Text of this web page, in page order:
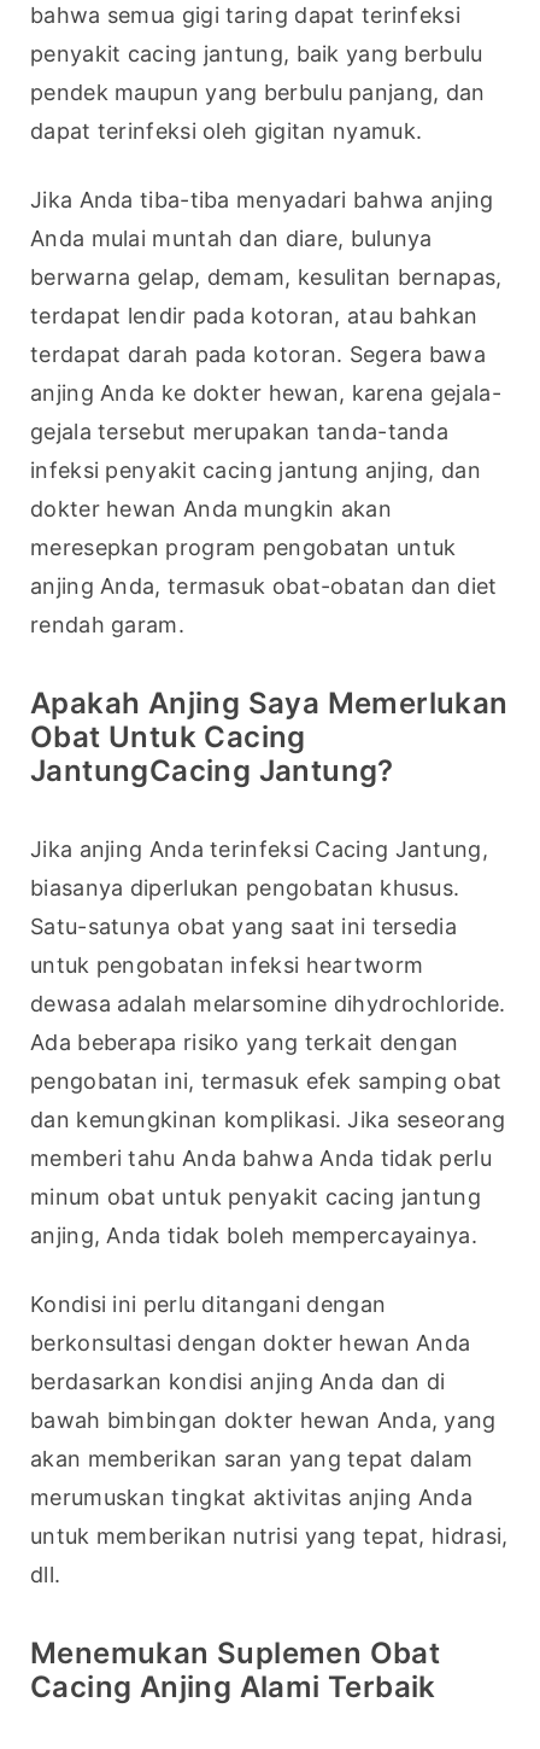
bahwa semua gigi taring dapat terinfeksi
penyakit cacing jantung, baik yang berbulu
pendek maupun yang berbulu panjang, dan
dapat terinfeksi oleh gigitan nyamuk.
Jika Anda tiba-tiba menyadari bahwa anjing
Anda mulai muntah dan diare, bulunya
berwarna gelap, demam, kesulitan bernapas,
terdapat lendir pada kotoran, atau bahkan
terdapat darah pada kotoran. Segera bawa
anjing Anda ke dokter hewan, karena gejala-
gejala tersebut merupakan tanda-tanda
infeksi penyakit cacing jantung anjing, dan
dokter hewan Anda mungkin akan
meresepkan program pengobatan untuk
anjing Anda, termasuk obat-obatan dan diet
rendah garam.
Apakah Anjing Saya Memerlukan
Obat Untuk Cacing
JantungCacing Jantung?
Jika anjing Anda terinfeksi Cacing Jantung,
biasanya diperlukan pengobatan khusus.
Satu-satunya obat yang saat ini tersedia
untuk pengobatan infeksi heartworm
dewasa adalah melarsomine dihydrochloride.
Ada beberapa risiko yang terkait dengan
pengobatan ini, termasuk efek samping obat
dan kemungkinan komplikasi. Jika seseorang
memberi tahu Anda bahwa Anda tidak perlu
minum obat untuk penyakit cacing jantung
anjing, Anda tidak boleh mempercayainya.
Kondisi ini perlu ditangani dengan
berkonsultasi dengan dokter hewan Anda
berdasarkan kondisi anjing Anda dan di
bawah bimbingan dokter hewan Anda, yang
akan memberikan saran yang tepat dalam
merumuskan tingkat aktivitas anjing Anda
untuk memberikan nutrisi yang tepat, hidrasi,
dll.
Menemukan Suplemen Obat
Cacing Anjing Alami Terbaik